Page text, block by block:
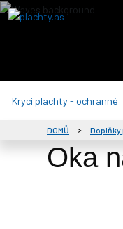
Krycí plachty - ochranné
DOMŮ Doplňky
Oka